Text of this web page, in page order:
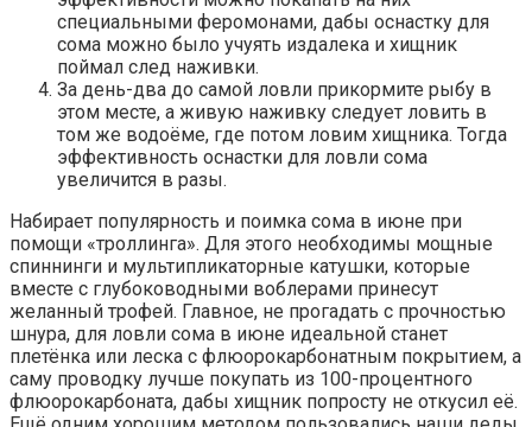
специальными феромонами, дабы оснастку для
сома можно было учуять издалека и хищник
поймал след наживки.
За день-два до самой ловли прикормите рыбу в
этом месте, а живую наживку следует ловить в
том же водоёме, где потом ловим хищника. Тогда
эффективность оснастки для ловли сома
увеличится в разы.
Набирает популярность и поимка сома в июне при
помощи «троллинга». Для этого необходимы мощные
спиннинги и мультипликаторные катушки, которые
вместе с глубоководными воблерами принесут
желанный трофей. Главное, не прогадать с прочностью
шнура, для ловли сома в июне идеальной станет
плетёнка или леска с флюорокарбонатным покрытием, а
саму проводку лучше покупать из 100-процентного
флюорокарбоната, дабы хищник попросту не откусил её.